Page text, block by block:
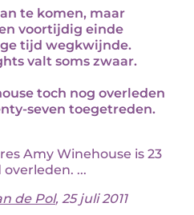
te komen, maar
voortijdig einde
tijd wegkwijnde.
valt soms zwaar.
toch nog overleden
seven toegetreden.
Amy Winehouse is 23
...
de Pol, 25 juli 2011